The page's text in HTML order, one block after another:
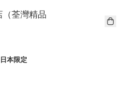
（荃灣精品
日本限定